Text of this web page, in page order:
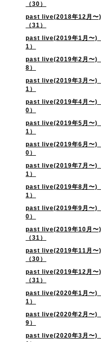
（30）
past live(2018年12月〜)
（31）
past live(2019年1月〜)
1）
past live(2019年2月〜)
8）
past live(2019年3月〜)
1）
past live(2019年4月〜)
0）
past live(2019年5月〜)
1）
past live(2019年6月〜)
0）
past live(2019年7月〜)
1）
past live(2019年8月〜)
1）
past live(2019年9月〜)
0）
past live(2019年10月〜)
（31）
past live(2019年11月〜)
（30）
past live(2019年12月〜)
（31）
past live(2020年1月〜)
1）
past live(2020年2月〜)
9）
past live(2020年3月〜)